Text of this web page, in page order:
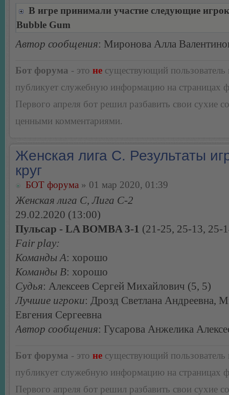
В игре принимали участие следующие
Bubble Gum
Автор сообщения: Миронова Алла
Бот форума - это не существующий пользователь
публикует служебную информацию на страницах
Первого апреля бот решил разбавить свои сухие
ценными комментариями.
Женская лига С. Результаты
круг
БОТ форума » 01 мар 2020, 01:39
Женская лига С, Лига С-2
29.02.2020 (13:00)
Пульсар - LA BOMBA 3-1 (21-25, 25-13, 25-
Fair play:
Команды А: хорошо
Команды В: хорошо
Судья: Алексеев Сергей Михайлович (5, 5)
Лучшие игроки: Дрозд Светлана Андреевна,
Евгения Сергеевна
Автор сообщения: Гусарова Анжелика
Бот форума - это не существующий пользователь
публикует служебную информацию на страницах
Первого апреля бот решил разбавить свои сухие